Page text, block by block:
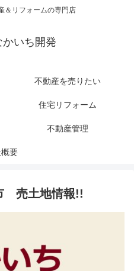
＆リフォームの専門店
いち開発
不動産を売りたい
住宅リフォーム
不動産管理
要
売土地情報!!